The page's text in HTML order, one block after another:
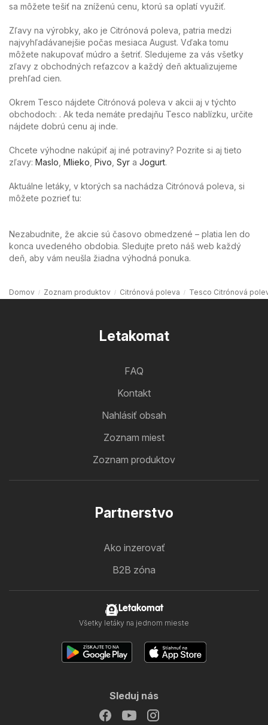
sa môžete tešiť na zníženú cenu, ktorú sa oplatí využiť.
Zľavy na výrobky, ako je Citrónová poleva, patria medzi
najvyhľadávanejšie počas mesiaca August. Vďaka tomu
môžete nakupovať múdro a šetriť. Sledujeme za vás všetky
zľavy z obchodných reťazcov a každý deň aktualizujeme
prehľad cien.
Okrem Tesco nájdete Citrónová poleva v akcii aj v týchto
obchodoch: . Ak teda nemáte predajňu Tesco nablízku, určite
nájdete dobrú cenu aj inde.
Chcete výhodne nakúpiť aj iné potraviny? Pozrite si aj tieto
zľavy: Maslo Mlieko Pivo Syr a Jogurt.
Aktuálne letáky, v ktorých sa nachádza Citrónová poleva, si
môžete pozrieť tu:
Nezabudnite, že akcie sú časovo obmedzené – platia len do
konca uvedeného obdobia. Sledujte preto náš web každý
deň, aby vám neušla žiadna výhodná ponuka.
Domov Zoznam produktov Citrónová poleva Tesco Citrónová
Letakomat
FAQ
Kontakt
Nahlásiť obsah
Zoznam miest
Zoznam produktov
Partnerstvo
Ako inzerovať
B2B zóna
Letakomat
Všetky letáky na jednom mieste
Sleduj nás